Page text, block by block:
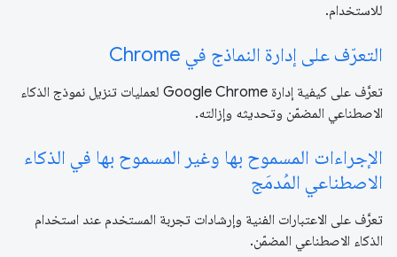
للاستخدام.
التعرّف على إدارة النماذج في Chrome
تعرَّف على كيفية إدارة Google Chrome لعمليات تنزيل نموذج الذكاء
الاصطناعي المضمّن وتحديثه وإزالته.
الإجراءات المسموح بها وغير المسموح بها في الذكاء
الاصطناعي المُدمَج
تعرَّف على الاعتبارات الفنية وإرشادات تجربة المستخدم عند استخدام
الذكاء الاصطناعي المضمّن.